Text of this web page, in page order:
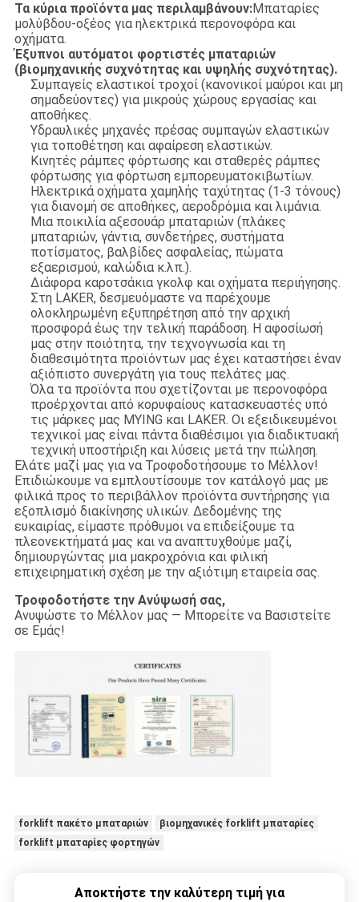
Τα κύρια προϊόντα μας περιλαμβάνουν:Μπαταρίες
μολύβδου-οξέος για ηλεκτρικά περονοφόρα και
οχήματα.
Έξυπνοι αυτόματοι φορτιστές μπαταριών
(βιομηχανικής συχνότητας και υψηλής συχνότητας).
Συμπαγείς ελαστικοί τροχοί (κανονικοί μαύροι και μη
σημαδεύοντες) για μικρούς χώρους εργασίας και
αποθήκες.
Υδραυλικές μηχανές πρέσας συμπαγών ελαστικών
για τοποθέτηση και αφαίρεση ελαστικών.
Κινητές ράμπες φόρτωσης και σταθερές ράμπες
φόρτωσης για φόρτωση εμπορευματοκιβωτίων.
Ηλεκτρικά οχήματα χαμηλής ταχύτητας (1-3 τόνους)
για διανομή σε αποθήκες, αεροδρόμια και λιμάνια.
Μια ποικιλία αξεσουάρ μπαταριών (πλάκες
μπαταριών, γάντια, συνδετήρες, συστήματα
ποτίσματος, βαλβίδες ασφαλείας, πώματα
εξαερισμού, καλώδια κ.λπ.).
Διάφορα καροτσάκια γκολφ και οχήματα περιήγησης.
Στη LAKER, δεσμευόμαστε να παρέχουμε
ολοκληρωμένη εξυπηρέτηση από την αρχική
προσφορά έως την τελική παράδοση. Η αφοσίωσή
μας στην ποιότητα, την τεχνογνωσία και τη
διαθεσιμότητα προϊόντων μας έχει καταστήσει έναν
αξιόπιστο συνεργάτη για τους πελάτες μας.
Όλα τα προϊόντα που σχετίζονται με περονοφόρα
προέρχονται από κορυφαίους κατασκευαστές υπό
τις μάρκες μας MYING και LAKER. Οι εξειδικευμένοι
τεχνικοί μας είναι πάντα διαθέσιμοι για διαδικτυακή
τεχνική υποστήριξη και λύσεις μετά την πώληση.
Ελάτε μαζί μας για να Τροφοδοτήσουμε το Μέλλον!
Επιδιώκουμε να εμπλουτίσουμε τον κατάλογό μας με
φιλικά προς το περιβάλλον προϊόντα συντήρησης για
εξοπλισμό διακίνησης υλικών. Δεδομένης της
ευκαιρίας, είμαστε πρόθυμοι να επιδείξουμε τα
πλεονεκτήματά μας και να αναπτυχθούμε μαζί,
δημιουργώντας μια μακροχρόνια και φιλική
επιχειρηματική σχέση με την αξιότιμη εταιρεία σας.
Τροφοδοτήστε την Ανύψωσή σας,
Ανυψώστε το Μέλλον μας — Μπορείτε να Βασιστείτε
σε Εμάς!
forklift πακέτο μπαταριών
βιομηχανικές forklift μπαταρίες
forklift μπαταρίες φορτηγών
Αποκτήστε την καλύτερη τιμή για